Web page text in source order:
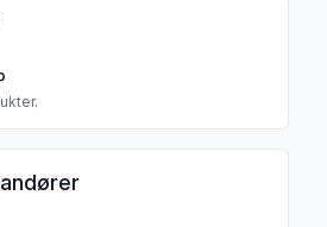
AB sine